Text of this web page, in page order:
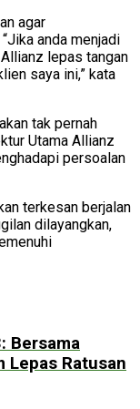
agar
anda menjadi
lepas tangan
saya ini,” kata
tak pernah
Utama Allianz
persoalan
terkesan berjalan
dilayangkan,
Bersama
Lepas Ratusan